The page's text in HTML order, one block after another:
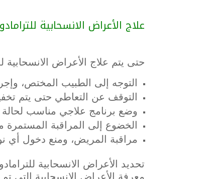
علاج الأعراض الانسحابية
حتى يتم علاج الأعراض الانسحابية
التوجه إلى الطبيب المختص،
التوقف عن التعاطي حتى يتم
وضع برنامج علاجي مناسب
الخضوع إلى المراقبة
مراقبة المريض، ومنع دخول أي
تحديد الأعراض الانسحابية
معرفة الأعراض الانسحابية التي